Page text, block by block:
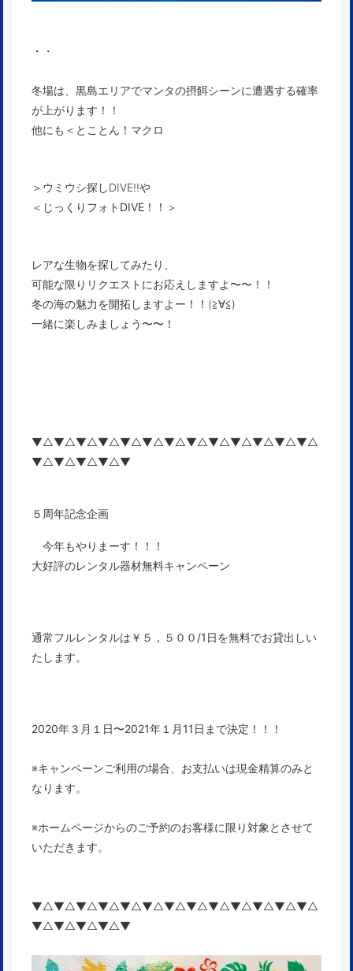
・・
冬場は、黒島エリアでマンタの摂餌シーンに遭遇する確率
が上がります！！
他にも＜ とことん！マクロ
＞ウミウシ探しDIVE!!や
＜ じっくりフォトDIVE！！ ＞
レアな生物を探してみたり、
可能な限りリクエストにお応えしますよ〜〜！！
冬の海の魅力を開拓しますよー！！(≧∀≦)
一緒に楽しみましょう〜〜！
▼△▼△▼△▼△▼△▼△▼△▼△▼△▼△▼△▼△▼△
▼△▼△▼△▼△▼
５周年記念企画
今年もやりまーす！！！
大好評のレンタル器材無料キャンペーン
通常フルレンタルは￥５，５００/1日を無料でお貸出しい
たします。
2020年３月１日〜2021年１月11日まで決定！！！
※キャンペーンご利用の場合、お支払いは現金精算のみと
なります。
※ホームページからのご予約のお客様に限り対象とさせて
いただきます。
▼△▼△▼△▼△▼△▼△▼△▼△▼△▼△▼△▼△▼△
▼△▼△▼△▼△▼